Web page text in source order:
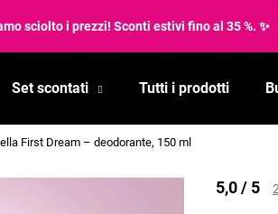
sciolto i prezzi! Sconti estivi fino al 35 %. ✨
Set scontati Tutti i prodotti
First Dream – deodorante, 150 ml
La
5,0 / 5
Cosa state cercando?